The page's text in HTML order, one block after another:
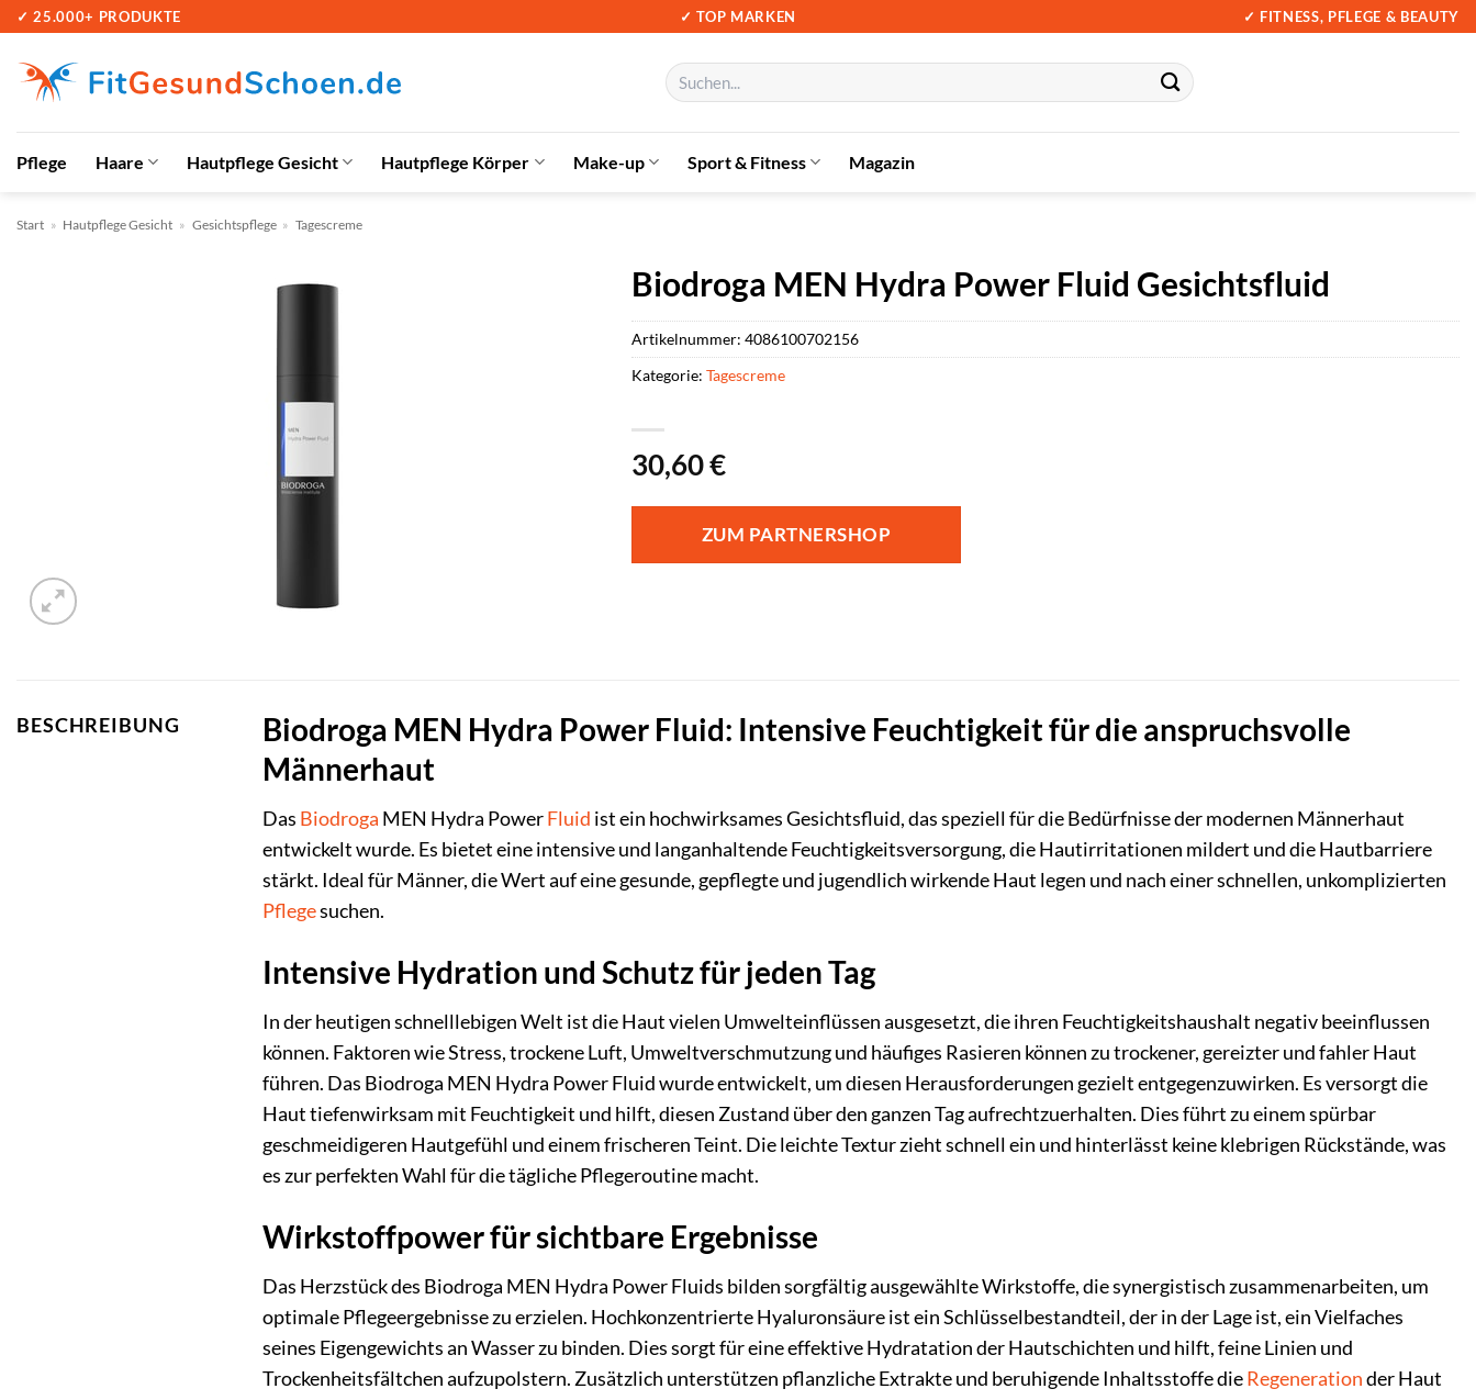
Zum
springen
✓ 25.000+ PRODUKTE ✓ TOP MARKEN ✓ FITNESS, PFLEGE & BEAUTY
Suchen
nach:
Pflege Haare Hautpflege Gesicht Hautpflege Körper Make-up Sport & Fitness Magazin
Start » Hautpflege Gesicht » Gesichtspflege » Tagescreme
Biodroga MEN Hydra Power Fluid Gesichtsfluid
30,60€
ZUM PARTNERSHOP
Artikelnummer: 4086100702156
Kategorie: Tagescreme
BESCHREIBUNG
Biodroga MEN Hydra Power Fluid: Intensive Feuchtigkeit für die anspruchsvolle
Männerhaut
Das Biodroga MEN Hydra PowerFluid ist ein hochwirksames Gesichtsfluid, das speziell für die Bedürfnisse der modernen Männerhaut
entwickelt wurde. Es bietet eine intensive und langanhaltende Feuchtigkeitsversorgung, die Hautirritationen mildert und die Hautbarriere
stärkt. Ideal für Männer, die Wert auf eine gesunde, gepflegte und jugendlich wirkende Haut legen und nach einer schnellen, unkomplizierten
Pflegesuchen.
Intensive Hydration und Schutz für jeden Tag
In der heutigen schnelllebigen Welt ist die Haut vielen Umwelteinflüssen ausgesetzt, die ihren Feuchtigkeitshaushalt negativ beeinflussen
können. Faktoren wie Stress, trockene Luft, Umweltverschmutzung und häufiges Rasieren können zu trockener, gereizter und fahler Haut
führen. Das Biodroga MEN Hydra Power Fluid wurde entwickelt, um diesen Herausforderungen gezielt entgegenzuwirken. Es versorgt die
Haut tiefenwirksam mit Feuchtigkeit und hilft, diesen Zustand über den ganzen Tag aufrechtzuerhalten. Dies führt zu einem spürbar
geschmeidigeren Hautgefühl und einem frischeren Teint. Die leichte Textur zieht schnell ein und hinterlässt keine klebrigen Rückstände, was
es zur perfekten Wahl für die tägliche Pflegeroutine macht.
Wirkstoffpower für sichtbare Ergebnisse
Das Herzstück des Biodroga MEN Hydra Power Fluids bilden sorgfältig ausgewählte Wirkstoffe, die synergistisch zusammenarbeiten, um
optimale Pflegeergebnisse zu erzielen. Hochkonzentrierte Hyaluronsäure ist ein Schlüsselbestandteil, der in der Lage ist, ein Vielfaches
seines Eigengewichts an Wasser zu binden. Dies sorgt für eine effektive Hydratation der Hautschichten und hilft, feine Linien und
Trockenheitsfältchen aufzupolstern. Zusätzlich unterstützen pflanzliche Extrakte und beruhigende Inhaltsstoffe dieRegenerationder Haut